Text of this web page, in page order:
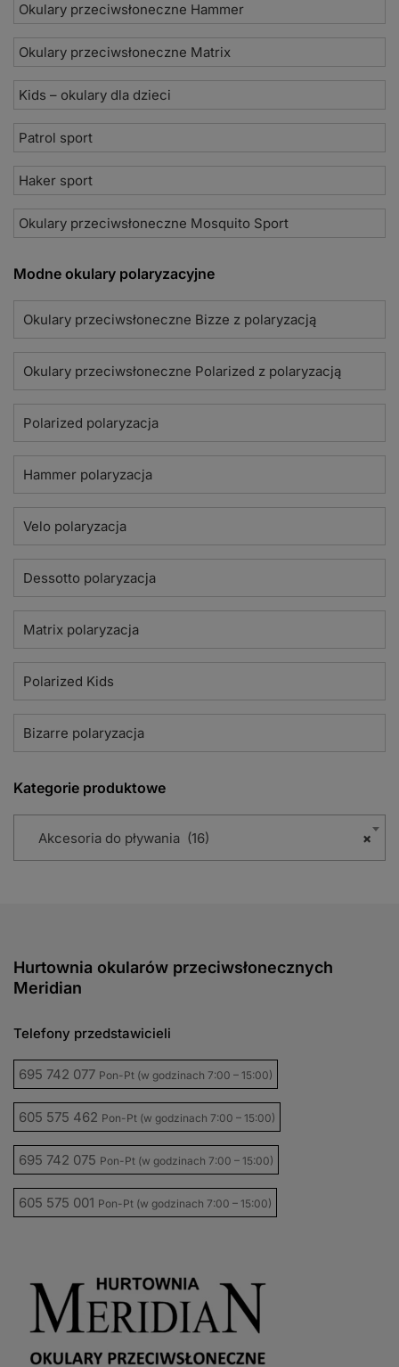
Okulary przeciwsłoneczne Hammer
Okulary przeciwsłoneczne Matrix
Kids – okulary dla dzieci
Patrol sport
Haker sport
Okulary przeciwsłoneczne Mosquito Sport
Modne okulary polaryzacyjne
Okulary przeciwsłoneczne Bizze z polaryzacją
Okulary przeciwsłoneczne Polarized z polaryzacją
Polarized polaryzacja
Hammer polaryzacja
Velo polaryzacja
Dessotto polaryzacja
Matrix polaryzacja
Polarized Kids
Bizarre polaryzacja
Kategorie produktowe
×
Akcesoria do pływania (16)
Hurtownia okularów przeciwsłonecznych
Meridian
Telefony przedstawicieli
695 742 077 Pon-Pt (w godzinach 7:00 – 15:00)
605 575 462 Pon-Pt (w godzinach 7:00 – 15:00)
695 742 075 Pon-Pt (w godzinach 7:00 – 15:00)
605 575 001 Pon-Pt (w godzinach 7:00 – 15:00)